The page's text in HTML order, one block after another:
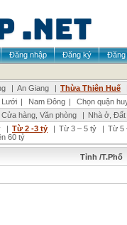
Đăng nhập Đăng ký
Đăng
| An Giang | Thừa Thiên Huế
Lưới | Nam Đông |
Chọn quận
Cửa hàng, Văn phòng | Nhà ở,
| Từ 2 -3 tỷ | Từ 3 – 5 tỷ | Từ 5
60 tỷ
Tỉnh /T.Phố